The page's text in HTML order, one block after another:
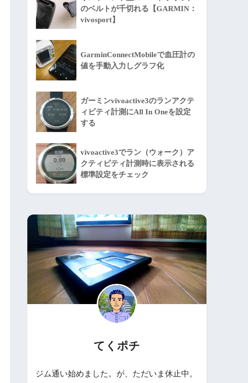
のベルトが千切れる【GARMIN：
vivosport】
GarminConnectMobileで血圧計の
値を手動入力しグラフ化
ガーミンvivoactive3のランアクテ
ィビティ計測にAll In Oneを設定
する
vivoactive3でラン（ウォーク）ア
クティビティ計測時に表示される
標準設定をチェック
てくポチ
ジム通い始めました。が、ただいま休止中。